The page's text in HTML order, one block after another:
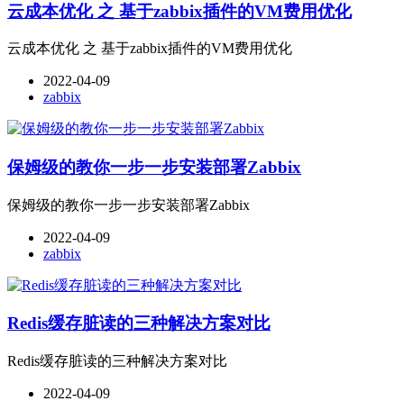
云成本优化 之 基于zabbix插件的VM费用优化
云成本优化 之 基于zabbix插件的VM费用优化
2022-04-09
zabbix
保姆级的教你一步一步安装部署Zabbix
保姆级的教你一步一步安装部署Zabbix
2022-04-09
zabbix
Redis缓存脏读的三种解决方案对比
Redis缓存脏读的三种解决方案对比
2022-04-09